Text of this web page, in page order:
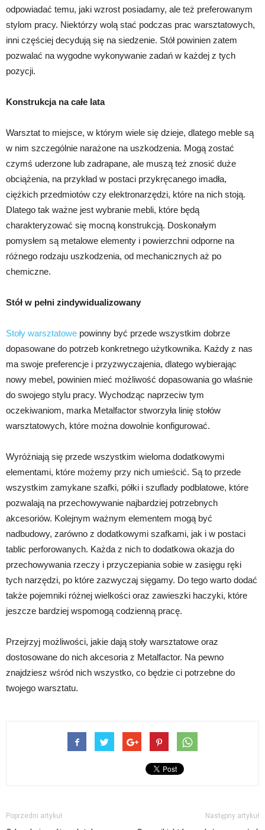
odpowiadać temu, jaki wzrost posiadamy, ale też preferowanym
stylom pracy. Niektórzy wolą stać podczas prac warsztatowych,
inni częściej decydują się na siedzenie. Stół powinien zatem
pozwalać na wygodne wykonywanie zadań w każdej z tych
pozycji.
Konstrukcja na całe lata
Warsztat to miejsce, w którym wiele się dzieje, dlatego meble są
w nim szczególnie narażone na uszkodzenia. Mogą zostać
czymś uderzone lub zadrapane, ale muszą też znosić duże
obciążenia, na przykład w postaci przykręcanego imadła,
ciężkich przedmiotów czy elektronarzędzi, które na nich stoją.
Dlatego tak ważne jest wybranie mebli, które będą
charakteryzować się mocną konstrukcją. Doskonałym
pomysłem są metalowe elementy i powierzchni odporne na
różnego rodzaju uszkodzenia, od mechanicznych aż po
chemiczne.
Stół w pełni zindywidualizowany
Stoły warsztatowe powinny być przede wszystkim dobrze
dopasowane do potrzeb konkretnego użytkownika. Każdy z nas
ma swoje preferencje i przyzwyczajenia, dlatego wybierając
nowy mebel, powinien mieć możliwość dopasowania go właśnie
do swojego stylu pracy. Wychodząc naprzeciw tym
oczekiwaniom, marka Metalfactor stworzyła linię stołów
warsztatowych, które można dowolnie konfigurować.
Wyróżniają się przede wszystkim wieloma dodatkowymi
elementami, które możemy przy nich umieścić. Są to przede
wszystkim zamykane szafki, półki i szuflady podblatowe, które
pozwalają na przechowywanie najbardziej potrzebnych
akcesoriów. Kolejnym ważnym elementem mogą być
nadbudowy, zarówno z dodatkowymi szafkami, jak i w postaci
tablic perforowanych. Każda z nich to dodatkowa okazja do
przechowywania rzeczy i przyczepiania sobie w zasięgu ręki
tych narzędzi, po które zazwyczaj sięgamy. Do tego warto dodać
także pojemniki różnej wielkości oraz zawieszki haczyki, które
jeszcze bardziej wspomogą codzienną pracę.
Przejrzyj możliwości, jakie dają stoły warsztatowe oraz
dostosowane do nich akcesoria z Metalfactor. Na pewno
znajdziesz wśród nich wszystko, co będzie ci potrzebne do
twojego warsztatu.
Poprzedni artykuł Następny artykuł